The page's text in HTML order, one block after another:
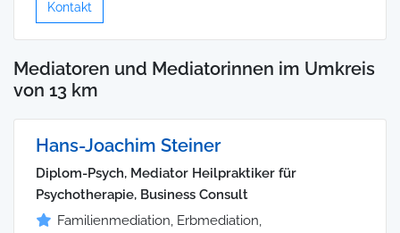
Kontakt
Mediatoren und Mediatorinnen im Umkreis
von 13 km
Hans-Joachim Steiner
Diplom-Psych, Mediator Heilpraktiker für
Psychotherapie, Business Consult
Familienmediation, Erbmediation,